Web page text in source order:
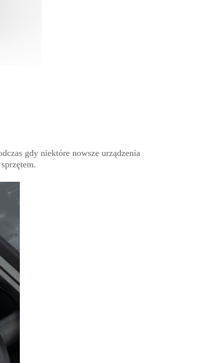
gdy niektóre nowsze urządzenia